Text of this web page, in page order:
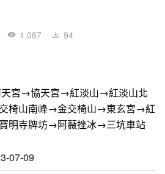
1,087 94
宮→協天宮→紅淡山→紅淡山北
椅山南峰→金交椅山→東玄宮→紅
明寺牌坊→阿薇挫冰→三坑車站
07-09